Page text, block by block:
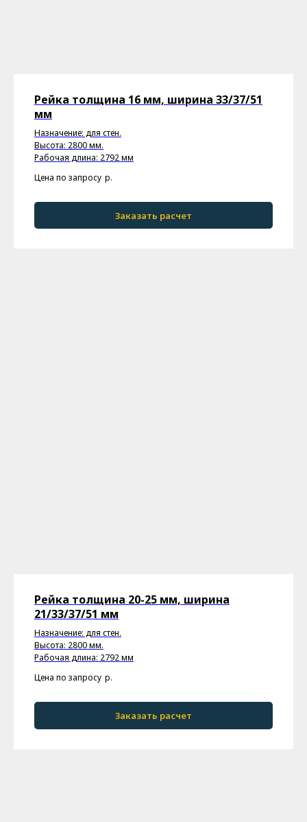
Рейка толщина 16 мм, ширина 33/37/51
мм
Назначение: для стен.
Высота: 2800 мм.
Рабочая длина: 2792 мм
Цена по запросу р.
Заказать расчет
Рейка толщина 20-25 мм, ширина
21/33/37/51 мм
Назначение: для стен.
Высота: 2800 мм.
Рабочая длина: 2792 мм
Цена по запросу р.
Заказать расчет